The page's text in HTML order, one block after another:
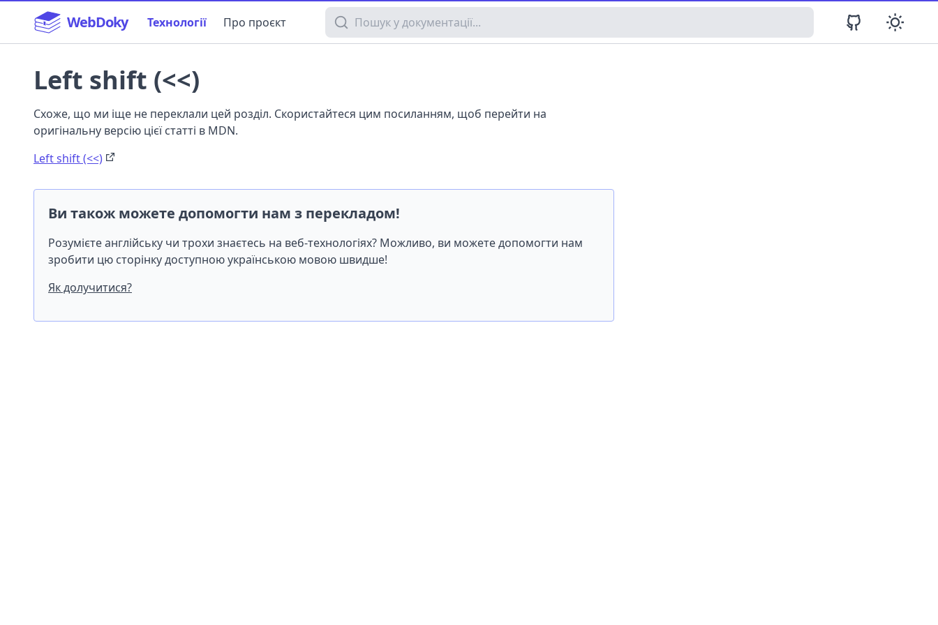
WebDoky Технології Про проєкт Пошук у документації
Left shift (<<)
Схоже, що ми іще не переклали цей розділ. Скористайтеся цим посиланням, щоб перейти на
оригінальну версію цієї статті в MDN.
Left shift (<<)
Ви також можете допомогти нам з перекладом!
Розумієте англійську чи трохи знаєтесь на веб-технологіях? Можливо, ви можете допомогти нам
зробити цю сторінку доступною українською мовою швидше!
Як долучитися?